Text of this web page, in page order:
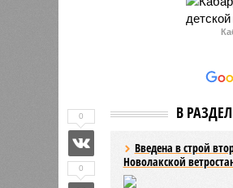
В
Введена в строй
Новолакской
0
0